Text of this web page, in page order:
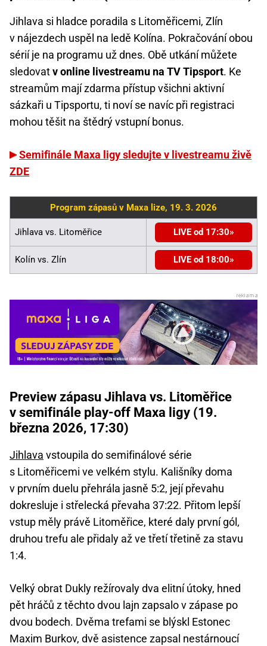
Jihlava si hladce poradila s Litoměřicemi, Zlín
v nájezdech uspěl na ledě Kolína. Pokračování obou
sérií je na programu už dnes. Obě utkání můžete
sledovatv online livestreamu na TV Tipsport. Ke
streamům mají zdarma přístup všichni aktivní
sázkaři u Tipsportu, ti noví se navíc při registraci
mohou těšit na štědrý vstupní bonus.
Semifinále Maxa ligy sledujte v livestreamu živě
ZDE
Program zápasů v Maxa lize, 19. 3. 2026
Jihlava vs. Litoměřice LIVE od 17:30
Kolín vs. Zlín LIVE od 18:00
Preview zápasu Jihlava vs. Litoměřice
v semifinále play-off Maxa ligy (19.
března 2026, 17:30)
Jihlava vstoupila do semifinálové série
s Litoměřicemi ve velkém stylu. Kališníky doma
v prvním duelu přehrála jasně 5:2, její převahu
dokresluje i střelecká převaha 37:22. Přitom lepší
vstup měly právě Litoměřice, které daly první gól,
druhou trefu ale přidaly až ve třetí třetině za stavu
1:4.
Velký obrat Dukly režírovaly dva elitní útoky, hned
pět hráčů z těchto dvou lajn zapsalo v zápase po
dvou bodech. Dvěma trefami se blýskl Estonec
Maxim Burkov, dvě asistence zapsal nestárnoucí